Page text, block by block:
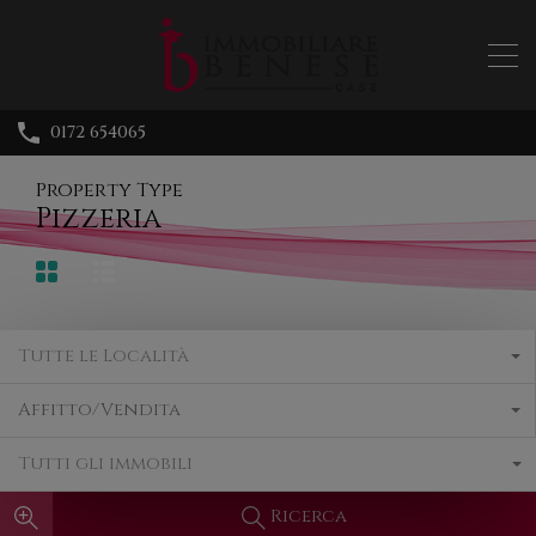
0172 654065
Property Type
Pizzeria
Tutte le Località
Affitto/Vendita
Tutti gli immobili
Ricerca